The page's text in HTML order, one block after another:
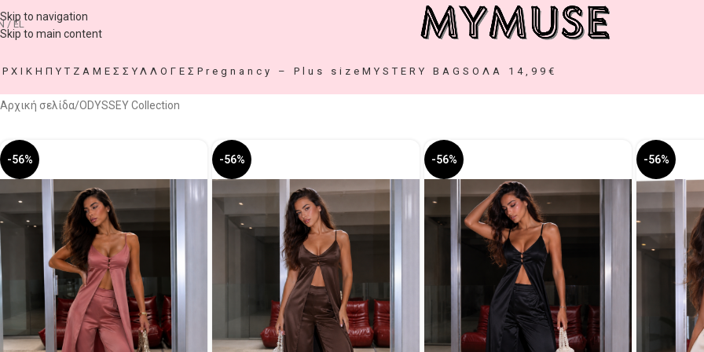
Skip to navigation
Skip to main content
/ EL
ΠΥΤΖΑΜΕΣ ΣΥΛΛΟΓΕΣ Pregnancy – Plus size MYSTERY BAGS ΟΛΑ 14,99€
Αρχική σελίδα ODYSSEY Collection
-56% -56% -56% -56%